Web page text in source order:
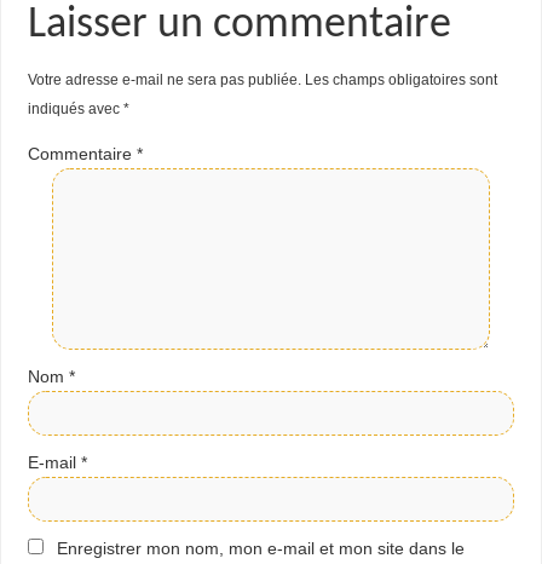
Laisser un commentaire
Votre adresse e-mail ne sera pas publiée. Les champs obligatoires sont
indiqués avec *
Commentaire *
Nom *
E-mail *
Enregistrer mon nom, mon e-mail et mon site dans le